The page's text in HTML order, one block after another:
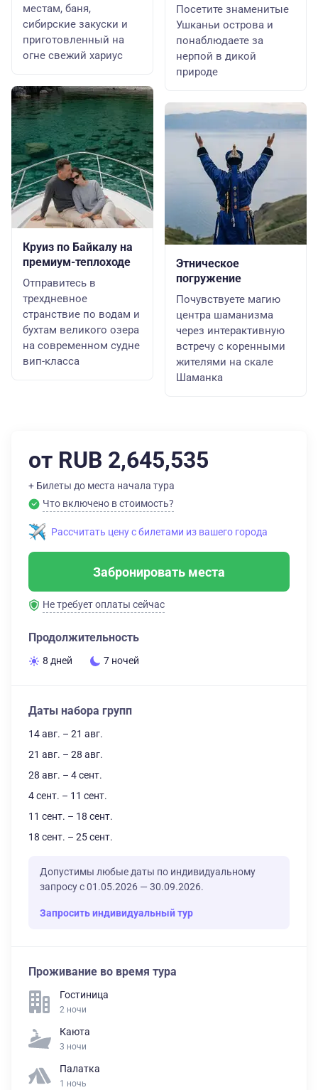
местам, баня,
сибирские закуски и
приготовленный на
огне свежий хариус
Круиз по Байкалу на
премиум-теплоходе
Отправитесь в
трехдневное
странствие по водам и
бухтам великого озера
на современном судне
вип-класса
Посетите знаменитые
Ушканьи острова и
понаблюдаете за
нерпой в дикой
природе
Этническое
погружение
Почувствуете магию
центра шаманизма
через интерактивную
встречу с коренными
жителями на скале
Шаманка
от RUB 2,645,535
+ Билеты до места начала тура
Что включено в стоимость?
Рассчитать цену с билетами из вашего города
Забронировать места
Не требует оплаты сейчас
Продолжительность
8 дней 7 ночей
Даты набора групп
14 авг. – 21 авг.
21 авг. – 28 авг.
28 авг. – 4 сент.
4 сент. – 11 сент.
11 сент. – 18 сент.
18 сент. – 25 сент.
Допустимы любые даты по индивидуальному
запросу с 01.05.2026 — 30.09.2026.
Запросить индивидуальный тур
Проживание во время тура
Гостиница
2 ночи
Каюта
3 ночи
Палатка
1 ночь